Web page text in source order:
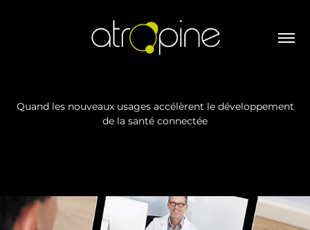
Quand les nouveaux usages accélèrent le développement
de la santé connectée